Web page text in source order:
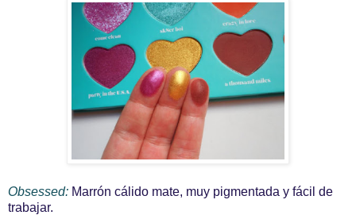
Obsessed: Marrón cálido mate, muy pigmentada y fácil de
trabajar.